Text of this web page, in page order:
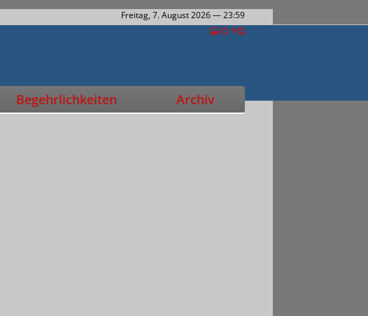
Freitag, 7. August 2026— 23:59
Begehrlichkeiten Archiv